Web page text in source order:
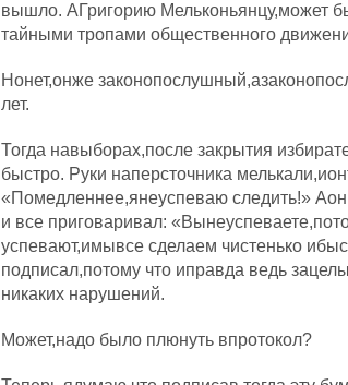
вышло. АГригорию Мельконьянцу,может
тайными тропами общественного
Нонет,онже
лет.
Тогда навыборах,после закрытия
быстро. Руки наперсточника
«Помедленнее,янеуспеваю следить!» Аон
и все приговаривал:
успевают,имывсе сделаем чистенько
подписал,потому что иправда ведь
никаких нарушений.
Может,надо было плюнуть впротокол?